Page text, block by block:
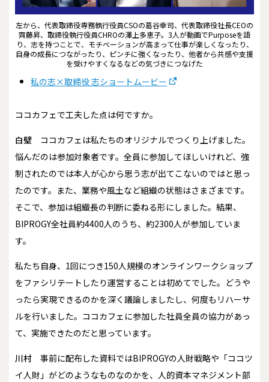
左から、代表取締役専務執行役員CSOの葛谷幸司、代表取締役社長CEOの
齊藤昇、取締役執行役員CHROの澤上多恵子。3人が動画でPurposeを語
り、志を持つことで、モチベーションが高まって仕事が楽しくなったり、
自身の成長につながったり、ピンチに強くなったり、他者から共感や支援
を受けやすくなるなどの気づきにつなげた
私の志×取締役 志ショートムービー
――ココカフェで工夫した点は何ですか。
白壁
ココカフェは私たちのオリジナルでつくり上げました。
悩んだのは参加対象者です。全員に参加してほしいけれど、強
制されたのでは本人が心から思う志が出てこないのではと思っ
たのです。また、業務や風土など組織の状態はさまざまです。
そこで、参加は組織長の判断に委ねる形にしました。結果、
BIPROGY全社員約4400人のうち、約2300人が参加していま
す。
私たち自身、1回につき150人規模のオンラインワークショップ
をファシリテートしたり運営することは初めてでした。どうや
ったら実現できるのかを深く議論しましたし、何度もリハーサ
ルを行いました。ココカフェに参加した社員全員の協力があっ
て、実施できたのだと思っています。
川村
事前に配布した資料ではBIPROGYの人財戦略や「ココツ
イ人財」がどのようなものなのかを、人的資本マネジメント部